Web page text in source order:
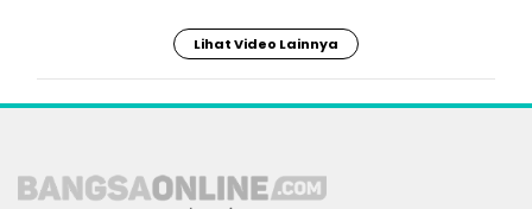
Lihat Video Lainnya